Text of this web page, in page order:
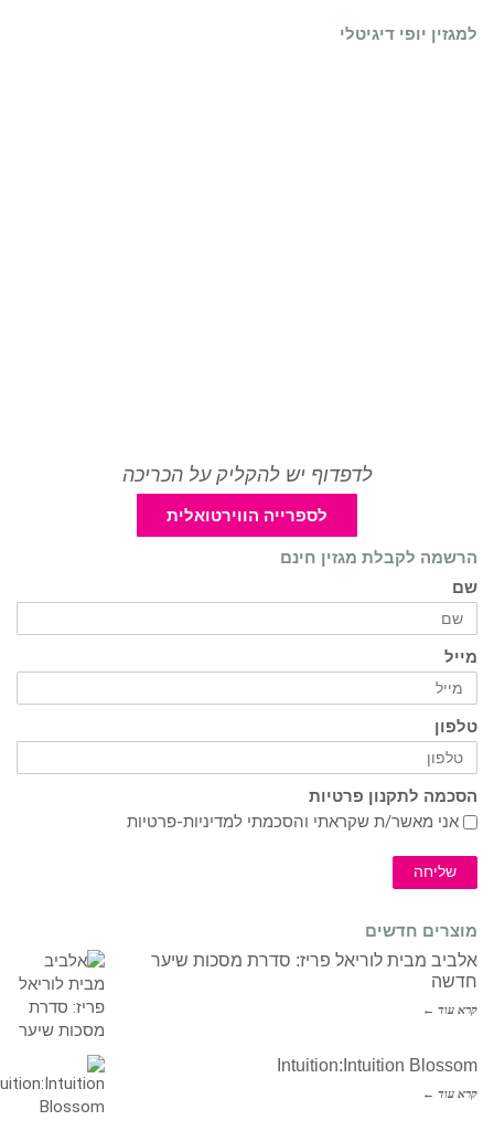
למגזין יופי דיגיטלי
לדפדוף יש להקליק על הכריכה
לספרייה הווירטואלית
הרשמה לקבלת מגזין חינם
שם
מייל
טלפון
הסכמה לתקנון פרטיות
אני מאשר/ת שקראתי והסכמתי למדיניות-פרטיות
שליחה
מוצרים חדשים
אלביב מבית לוריאל פריז: סדרת מסכות שיער
חדשה
קרא עוד ←
Intuition:Intuition Blossom
קרא עוד ←